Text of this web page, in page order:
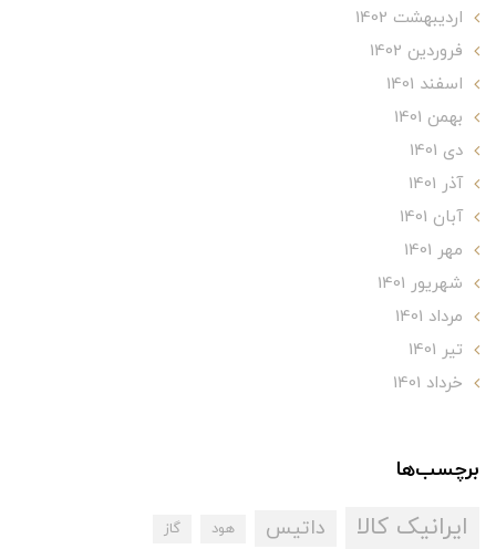
ارديبهشت 1402
فروردین 1402
اسفند 1401
بهمن 1401
دی 1401
آذر 1401
آبان 1401
مهر 1401
شهریور 1401
مرداد 1401
تير 1401
خرداد 1401
برچسب‌ها
ایرانیک کالا داتیس هود گاز